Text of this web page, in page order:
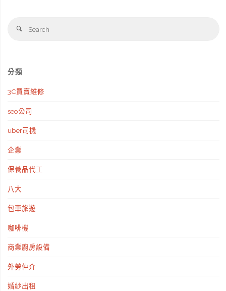
Search
分類
3C買賣維修
seo公司
uber司機
企業
保養品代工
八大
包車旅遊
咖啡機
商業廚房設備
外勞仲介
婚紗出租